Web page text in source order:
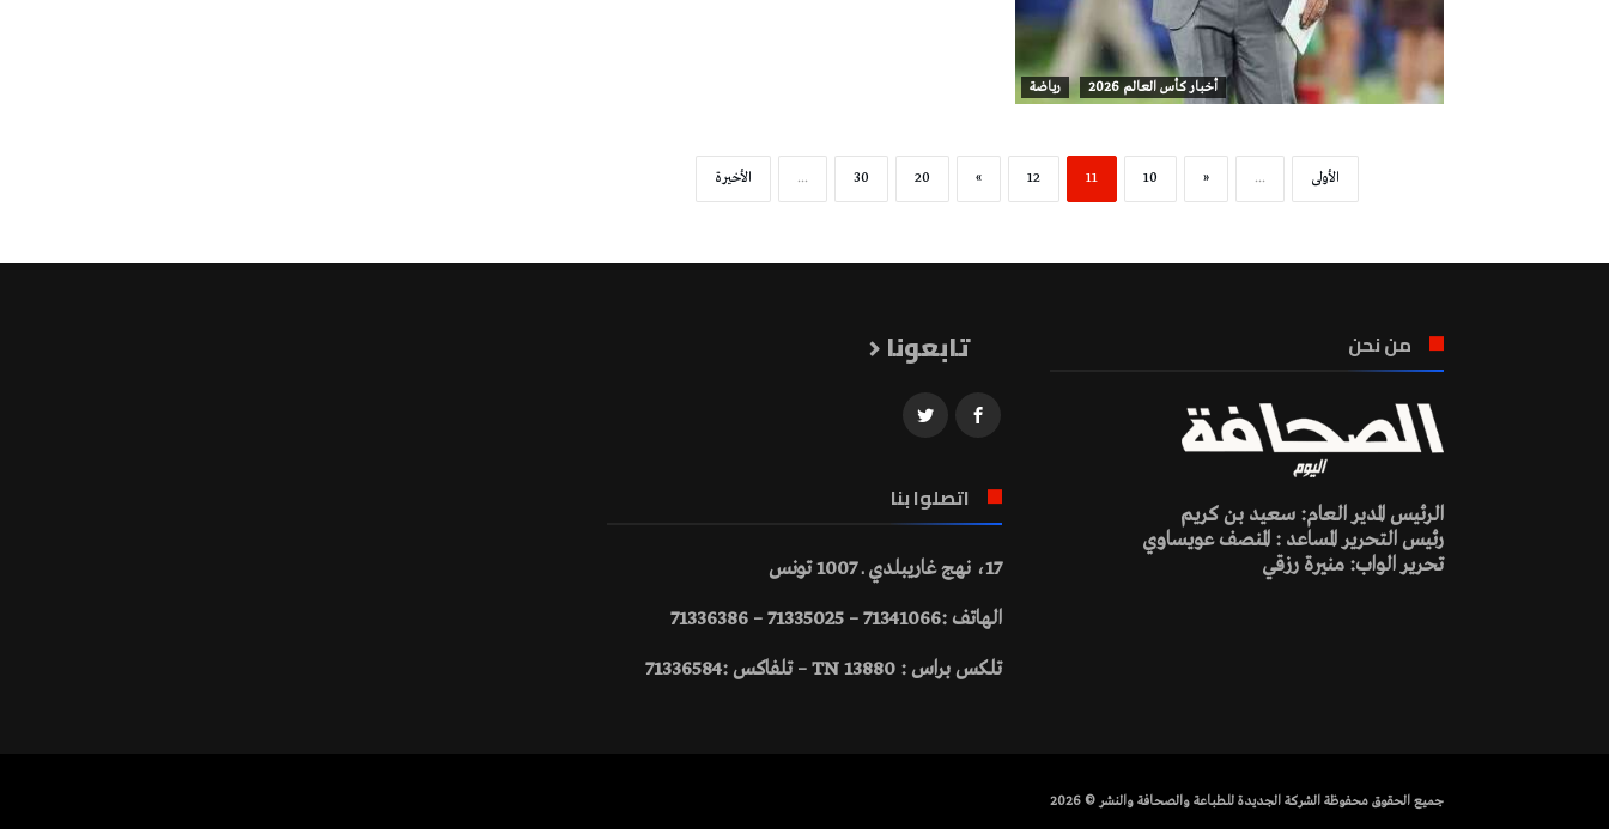
أخبار كأس العالم 2026 رياضة
‫الأولى‬ ...
«
10
11
12
»
20
30
... ‫الأخيرة‬
من نحن
الرئيس المدير العام: سعيد بن كريم
رئيس التحرير المساعد : المنصف عويساوي
تحرير الواب: منيرة رزقي
تابعونا
اتصلوا بنا
17، نهج غاريبلدي ـ 1007 تونس
الهاتف :71341066 – 71335025 – 71336386
تلكس براس : 13880 TN – تلفاكس :71336584
جميع الحقوق محفوظة الشركة الجديدة للطباعة والصحافة والنشر © 2026